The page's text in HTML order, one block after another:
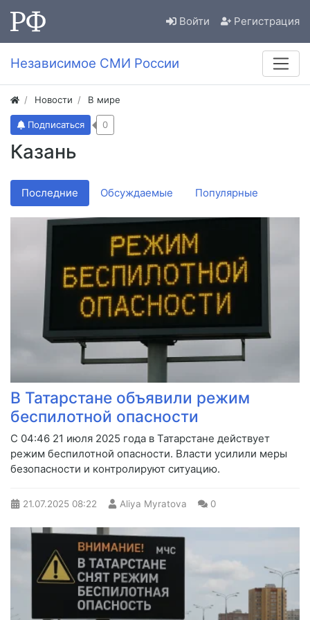
Войти Регистрация
Независимое СМИ России
Новости В мире
Казань
Подписаться 0
Последние Обсуждаемые Популярные
В Татарстане объявили режим
беспилотной опасности
С 04:46 21 июля 2025 года в Татарстане действует
режим беспилотной опасности. Власти усилили меры
безопасности и контролируют ситуацию.
21.07.2025 08:22 Aliya Myratova 0